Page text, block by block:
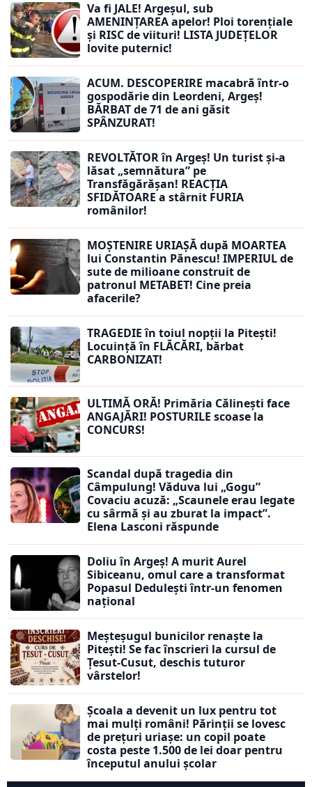
Va fi JALE! Argeșul, sub
AMENINȚAREA apelor! Ploi torențiale
și RISC de viituri! LISTA JUDEȚELOR
lovite puternic!
ACUM. DESCOPERIRE macabră într-o
gospodărie din Leordeni, Argeș!
BĂRBAT de 71 de ani găsit
SPÂNZURAT!
REVOLTĂTOR în Argeș! Un turist și-a
lăsat „semnătura” pe
Transfăgărășan! REACȚIA
SFIDĂTOARE a stârnit FURIA
românilor!
MOȘTENIRE URIAȘĂ după MOARTEA
lui Constantin Pănescu! IMPERIUL de
sute de milioane construit de
patronul METABET! Cine preia
afacerile?
TRAGEDIE în toiul nopții la Pitești!
Locuință în FLĂCĂRI, bărbat
CARBONIZAT!
ULTIMĂ ORĂ! Primăria Călinești face
ANGAJĂRI! POSTURILE scoase la
CONCURS!
Scandal după tragedia din
Câmpulung! Văduva lui „Gogu”
Covaciu acuză: „Scaunele erau legate
cu sârmă și au zburat la impact”.
Elena Lasconi răspunde
Doliu în Argeș! A murit Aurel
Sibiceanu, omul care a transformat
Popasul Dedulești într-un fenomen
național
Meșteșugul bunicilor renaște la
Pitești! Se fac înscrieri la cursul de
Țesut-Cusut, deschis tuturor
vârstelor!
Școala a devenit un lux pentru tot
mai mulți români! Părinții se lovesc
de prețuri uriașe: un copil poate
costa peste 1.500 de lei doar pentru
începutul anului școlar